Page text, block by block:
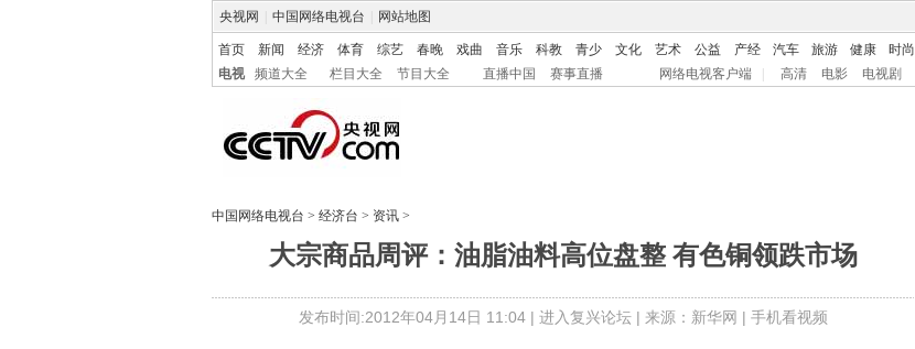
央视网 中国网络电视台 网站地图
首页 新闻 经济 体育 综艺 春晚 戏曲 音乐 科教 青少 文化 艺术 公益 产经 汽车 旅游 健康 时尚
电视
频道大全 栏目大全 节目大全 直播中国 赛事直播 网络电视客户端 高清 电影 电视剧
中国网络电视台 > 经济台 > 资讯 >
大宗商品周评：油脂油料高位盘整 有色铜领跌市场
发布时间:2012年04月14日 11:04 | 进入复兴论坛| 来源：新华网 | 手机看视频